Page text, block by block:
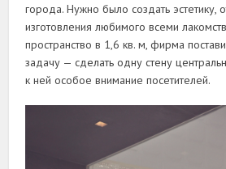
города. Нужно было создать
изготовления любимого всеми
пространство в 1,6 кв. м, фирма
задачу — сделать одну стену
к ней особое внимание посетителей.